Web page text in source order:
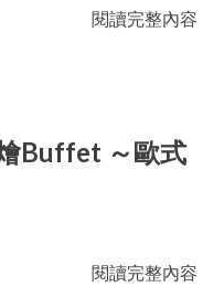
閱讀完整內容
Buffet ～歐式
閱讀完整內容